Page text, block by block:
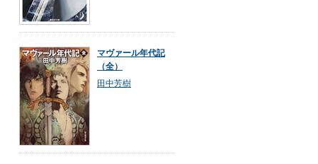
マヴァール年代記
（全）
田中芳樹